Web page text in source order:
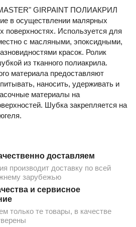
GIRPAINT ПОЛИАКРИЛ
в осуществлении малярных
поверхностях. Используется для
с масляными, эпоксидными,
красок. Ролик
из тканного полиакрила.
материала предоставляют
наносить, удерживать и
материалы на
Шубка закрепляется на
доставляем
производит доставку по всей
зарубежью
и сервисное
только те товары, в качестве